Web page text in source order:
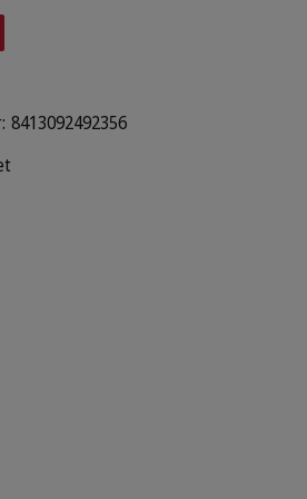
8413092492356